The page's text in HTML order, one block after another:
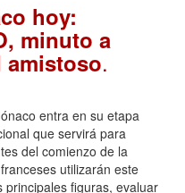
hoy:
minuto a
.
entra en su etapa
que servirá para
del comienzo de la
utilizarán este
figuras, evaluar